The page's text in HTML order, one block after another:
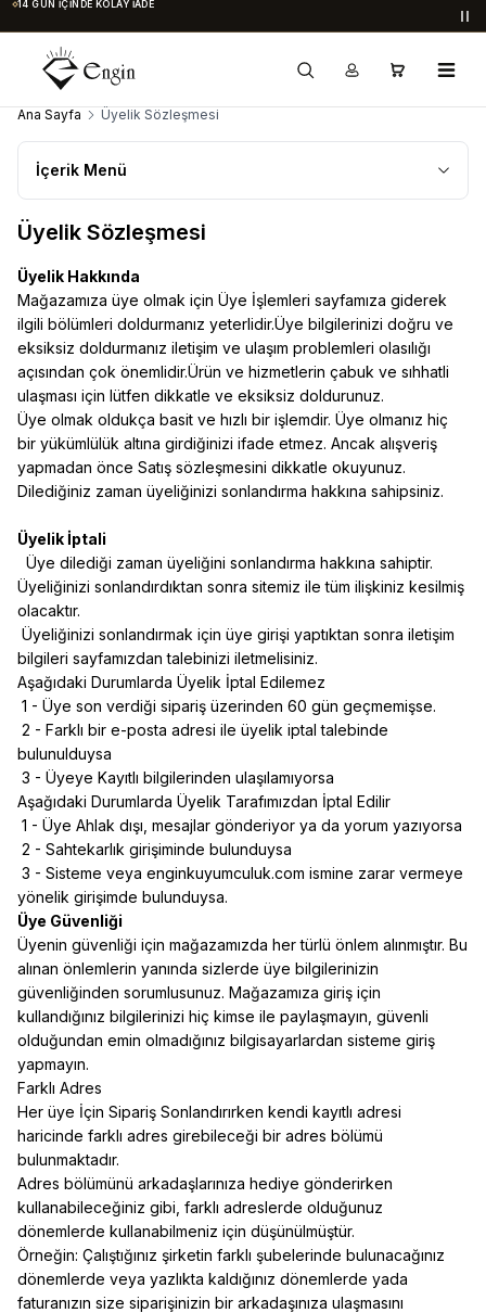
14 GÜN İÇINDE KOLAY İADE
Ana Sayfa Üyelik Sözleşmesi
İçerik Menü
Üyelik Sözleşmesi
Üyelik Hakkında
Mağazamıza üye olmak için Üye İşlemleri sayfamıza giderek
ilgili bölümleri doldurmanız yeterlidir.Üye bilgilerinizi doğru ve
eksiksiz doldurmanız iletişim ve ulaşım problemleri olasılığı
açısından çok önemlidir.Ürün ve hizmetlerin çabuk ve sıhhatli
ulaşması için lütfen dikkatle ve eksiksiz doldurunuz.
Üye olmak oldukça basit ve hızlı bir işlemdir. Üye olmanız hiç
bir yükümlülük altına girdiğinizi ifade etmez. Ancak alışveriş
yapmadan önce Satış sözleşmesini dikkatle okuyunuz.
Dilediğiniz zaman üyeliğinizi sonlandırma hakkına sahipsiniz.
Üyelik İptali
Üye dilediği zaman üyeliğini sonlandırma hakkına sahiptir.
Üyeliğinizi sonlandırdıktan sonra sitemiz ile tüm ilişkiniz kesilmiş
olacaktır.
Üyeliğinizi sonlandırmak için üye girişi yaptıktan sonra iletişim
bilgileri sayfamızdan talebinizi iletmelisiniz.
Aşağıdaki Durumlarda Üyelik İptal Edilemez
1 - Üye son verdiği sipariş üzerinden 60 gün geçmemişse.
2 - Farklı bir e-posta adresi ile üyelik iptal talebinde
bulunulduysa
3 - Üyeye Kayıtlı bilgilerinden ulaşılamıyorsa
Aşağıdaki Durumlarda Üyelik Tarafımızdan İptal Edilir
1 - Üye Ahlak dışı, mesajlar gönderiyor ya da yorum yazıyorsa
2 - Sahtekarlık girişiminde bulunduysa
3 - Sisteme veya enginkuyumculuk.com ismine zarar vermeye
yönelik girişimde bulunduysa.
Üye Güvenliği
Üyenin güvenliği için mağazamızda her türlü önlem alınmıştır. Bu
alınan önlemlerin yanında sizlerde üye bilgilerinizin
güvenliğinden sorumlusunuz. Mağazamıza giriş için
kullandığınız bilgilerinizi hiç kimse ile paylaşmayın, güvenli
olduğundan emin olmadığınız bilgisayarlardan sisteme giriş
yapmayın.
Farklı Adres
Her üye İçin Sipariş Sonlandırırken kendi kayıtlı adresi
haricinde farklı adres girebileceği bir adres bölümü
bulunmaktadır.
Adres bölümünü arkadaşlarınıza hediye gönderirken
kullanabileceğiniz gibi, farklı adreslerde olduğunuz
dönemlerde kullanabilmeniz için düşünülmüştür.
Örneğin: Çalıştığınız şirketin farklı şubelerinde bulunacağınız
dönemlerde veya yazlıkta kaldığınız dönemlerde yada
faturanızın size siparişinizin bir arkadaşınıza ulaşmasını